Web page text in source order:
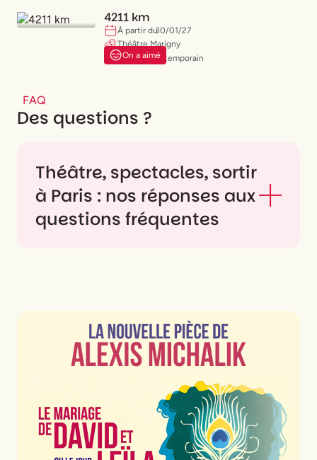
4211 km
À partir du30/01/27
Théâtre Marigny
Théâtre contemporain
On a aimé
FAQ
Des questions ?
Théâtre, spectacles, sortir
à Paris : nos réponses aux
questions fréquentes
À Paris, on peut découvrir une incroyable
diversité de spectacles : pièces de théâtre
classique ou contemporaines, comédies
musicales, spectacles comiques, opéras,
ballets, théâtre d’improvisation,
marionnettes, cabaret, cirque